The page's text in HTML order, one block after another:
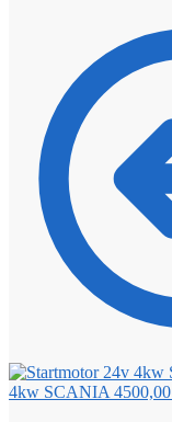
4kw SCANIA 4500,00